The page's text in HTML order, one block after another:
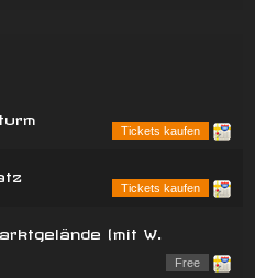
Tickets kaufen
Tickets kaufen
(mit W.
Free